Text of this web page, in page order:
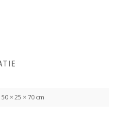
50 × 25 × 70 cm